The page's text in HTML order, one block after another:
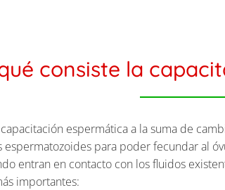
consiste la
espermática a la suma de
espermatozoides para poder fecundar al
entran en contacto con los fluidos
importantes: